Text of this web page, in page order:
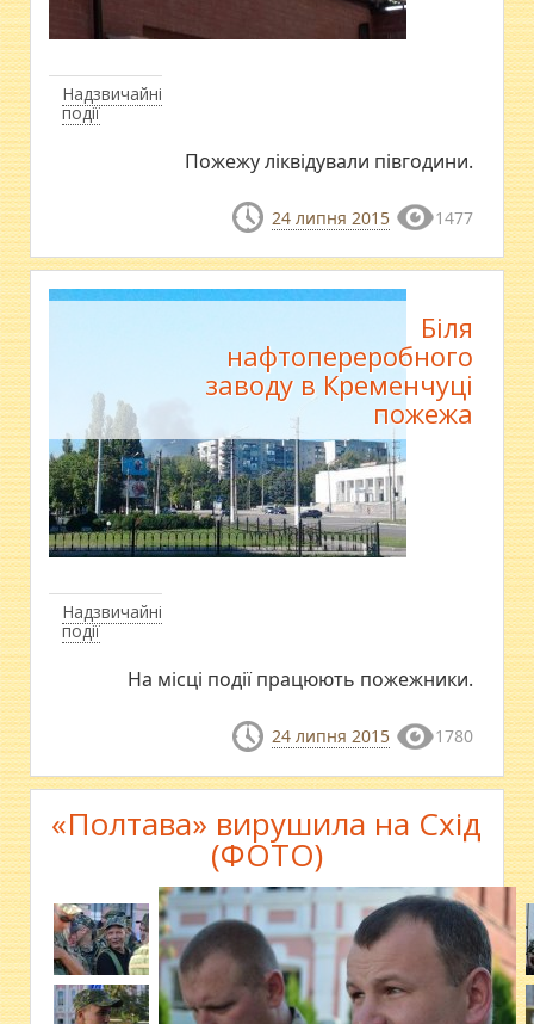
Надзвичайні
події
Пожежу ліквідували півгодини.
24 липня 2015 1477
Надзвичайні
події
Біля
нафтопереробного
заводу в Кременчуці
пожежа
​На місці події працюють пожежники.
24 липня 2015 1780
«Полтава» вирушила на Схід
(ФОТО)